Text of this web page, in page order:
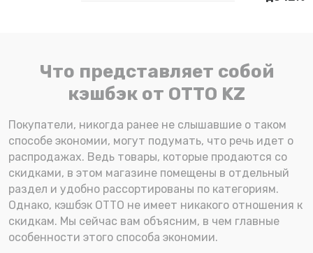
Что представляет собой
кэшбэк от OTTO KZ
Покупатели, никогда ранее не слышавшие о таком
способе экономии, могут подумать, что речь идет о
распродажах. Ведь товары, которые продаются со
скидками, в этом магазине помещены в отдельный
раздел и удобно рассортированы по категориям.
Однако, кэшбэк ОТТО не имеет никакого отношения к
скидкам. Мы сейчас вам объясним, в чем главные
особенности этого способа экономии.